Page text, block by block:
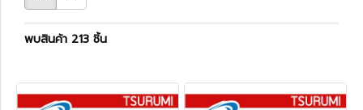
พบสินค้า 213 ชิ้น